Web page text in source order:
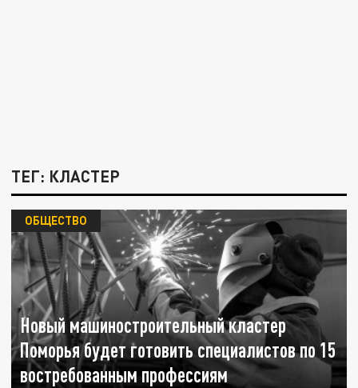
ТЕГ: КЛАСТЕР
Новый машиностроительный кластер
Поморья будет готовить специалистов по 15
востребованным профессиям
ОБЩЕСТВО